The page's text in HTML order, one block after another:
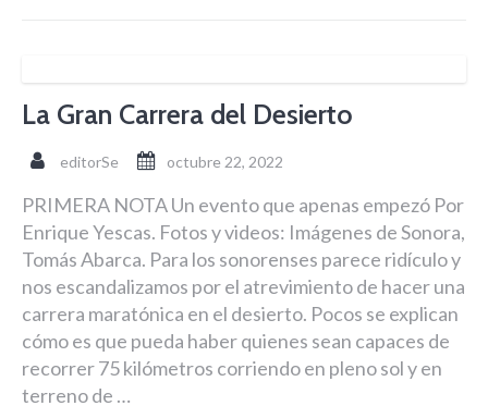
La Gran Carrera del Desierto
editorSe octubre 22, 2022
PRIMERA NOTA Un evento que apenas empezó Por
Enrique Yescas. Fotos y videos: Imágenes de Sonora,
Tomás Abarca. Para los sonorenses parece ridículo y
nos escandalizamos por el atrevimiento de hacer una
carrera maratónica en el desierto. Pocos se explican
cómo es que pueda haber quienes sean capaces de
recorrer 75 kilómetros corriendo en pleno sol y en
terreno de …